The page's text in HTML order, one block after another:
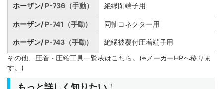
ホーザン/P-736（手動） 絶縁閉端子用
ホーザン/P-741（手動） 同軸コネクター用
ホーザン/P-743（手動）
絶縁被覆付圧着端子用
その他、圧着・圧縮工具一覧表はこちら 。(※メーカーHPへ移りま
す。)
もっと詳しく知りたい！